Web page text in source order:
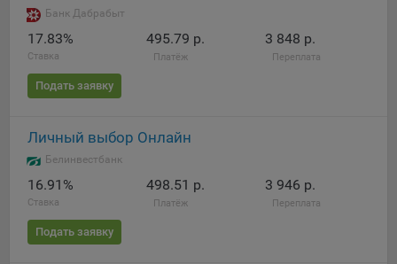
Яндекса рекламная сеть (Yandex Mobile Ads, ADFOX) -
сервис показа контекстной рекламы. Адрес: Yandex
Europe AG, Werftestrasse 4, CH-6005 Luzern, Switzerland.
Google Ads - сервис показа контекстной рекламы,
предоставляемый компанией Google Ireland Ltd, Gordon
Сохранить по умолчанию
Банк Дабрабыт
17.83%
Ставка
495.79 р.
Платёж
3 848 р.
Переплата
Подать заявку
Личный выбор Онлайн
Белинвестбанк
16.91%
Ставка
498.51 р.
Платёж
3 946 р.
Переплата
Подать заявку